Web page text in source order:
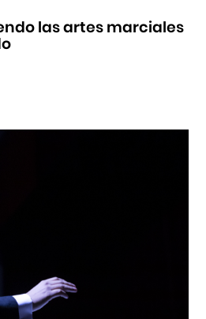
las artes marciales